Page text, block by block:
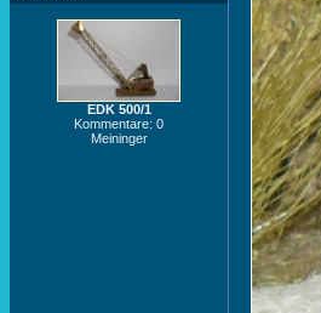
EDK 500/1
Kommentare: 0
Meininger